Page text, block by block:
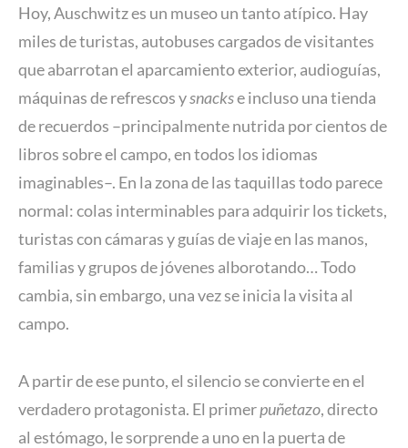
Hoy, Auschwitz es un museo un tanto atípico. Hay
miles de turistas, autobuses cargados de visitantes
que abarrotan el aparcamiento exterior, audioguías,
máquinas de refrescos ysnackse incluso una tienda
de recuerdos –principalmente nutrida por cientos de
libros sobre el campo, en todos los idiomas
imaginables–. En la zona de las taquillas todo parece
normal: colas interminables para adquirir los tickets,
turistas con cámaras y guías de viaje en las manos,
familias y grupos de jóvenes alborotando… Todo
cambia, sin embargo, una vez se inicia la visita al
campo.
A partir de ese punto, el silencio se convierte en el
verdadero protagonista. El primerpuñetazo, directo
al estómago, le sorprende a uno en la puerta de